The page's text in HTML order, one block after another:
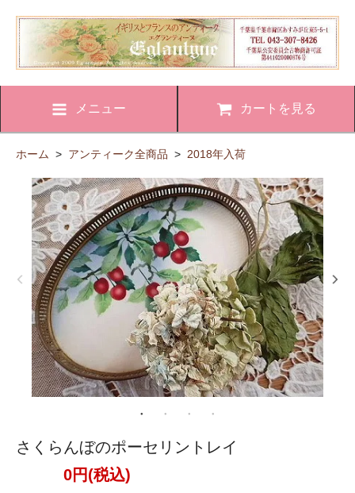
メニュー カートを見る
ホーム > アンティーク全商品 > 2018年入荷
さくらんぼのポーセリントレイ
0円(税込)